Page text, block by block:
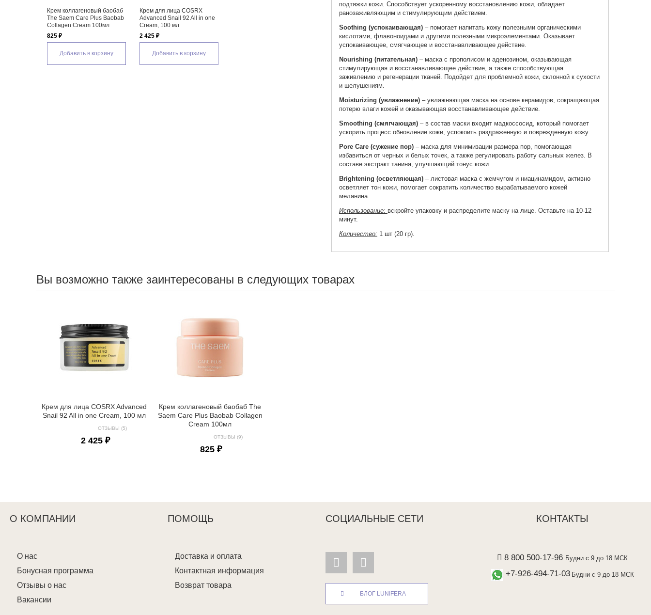
Крем коллагеновый баобаб
The Saem Care Plus Baobab
Collagen Cream 100мл
825 ₽
Добавить в корзину
Крем для лица COSRX
Advanced Snail 92 All in one
Cream, 100 мл
2 425 ₽
Добавить в корзину
подтяжки кожи. Способствует ускоренному восстановлению кожи, обладает
ранозаживляющим и стимулирующим действием.
Soothing (успокаивающая)– помогает напитать кожу полезными органическими
кислотами, флавоноидами и другими полезными микроэлементами. Оказывает
успокаивающее, смягчающее и восстанавливающее действие.
Nourishing (питательная)– маска с прополисом и аденозином, оказывающая
стимулирующая и восстанавливающее действие, а также способствующая
заживлению и регенерации тканей. Подойдет для проблемной кожи, склонной к сухости
и шелушениям.
Moisturizing (увлажнение)– увлажняющая маска на основе керамидов, сокращающая
потерю влаги кожей и оказывающая восстанавливающее действие.
Smoothing (смягчающая)– в состав маски входит мадкоссосид, который помогает
ускорить процесс обновление кожи, успокоить раздраженную и поврежденную кожу.
Pore Care (сужение пор)– маска для минимизации размера пор, помогающая
избавиться от черных и белых точек, а также регулировать работу сальных желез. В
составе экстракт танина, улучшающий тонус кожи.
Brightening (осветляющая)– листовая маска с жемчугом и ниацинамидом, активно
осветляет тон кожи, помогает сократить количество вырабатываемого кожей
меланина.
Использование: вскройте упаковку и распределите маску на лице. Оставьте на 10-12
минут.
Количество: 1 шт (20 гр).
Вы возможно также заинтересованы в следующих товарах
Крем для лица COSRX Advanced
Snail 92 All in one Cream, 100 мл
ОТЗЫВЫ (5)
2 425 ₽
Крем коллагеновый баобаб The
Saem Care Plus Baobab Collagen
Cream 100мл
ОТЗЫВЫ (9)
825 ₽
О КОМПАНИИ ПОМОЩЬ СОЦИАЛЬНЫЕ СЕТИ КОНТАКТЫ
О нас
Бонусная программа
Отзывы о нас
Вакансии
Доставка и оплата
Контактная информация
Возврат товара
БЛОГ LUNIFERA
8 800 500-17-96 Будни с 9 до 18 МСК
+7-926-494-71-03 Будни с 9 до 18 МСК